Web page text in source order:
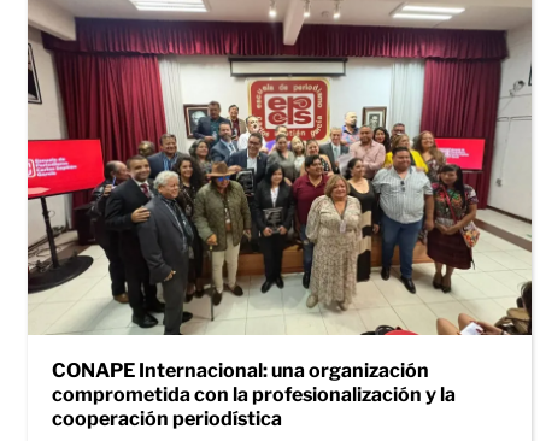
CONAPE Internacional: una organización
comprometida con la profesionalización y la
cooperación periodística